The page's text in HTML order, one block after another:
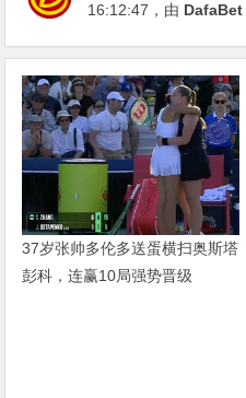
16:12:47 ，由 DafaBet
37岁张帅多伦多送蛋横扫奥斯塔
彭科，连赢10局强势晋级